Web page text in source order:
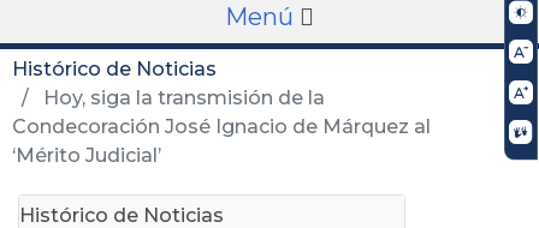
Menú
Histórico de Noticias
Hoy, siga la transmisión de la
Condecoración José Ignacio de Márquez al
‘Mérito Judicial’
Histórico de Noticias